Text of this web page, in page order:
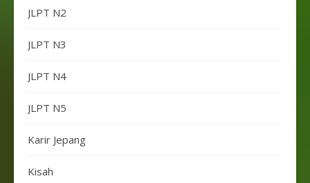
JLPT N2
JLPT N3
JLPT N4
JLPT N5
Karir Jepang
Kisah